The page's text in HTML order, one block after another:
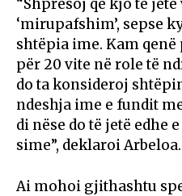
“Shpresoj që kjo të
‘mirupafshim’, sepse
shtëpia ime. Kam qenë
për 20 vite në role të
do ta konsideroj
ndeshja ime e fundit
di nëse do të jetë edhe
sime”, deklaroi Arbeloa.
Ai mohoi gjithashtu